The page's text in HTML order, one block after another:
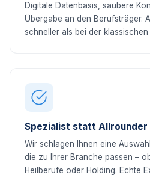
Digitale Datenbasis, saubere
Übergabe an den Berufsträger.
schneller als bei der
Spezialist statt Allrounder
Wir schlagen Ihnen eine
die zu Ihrer Branche passen –
Heilberufe oder Holding. Echte